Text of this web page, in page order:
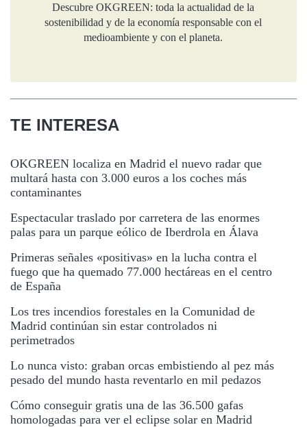
Descubre OKGREEN: toda la actualidad de la
sostenibilidad y de la economía responsable con el
medioambiente y con el planeta.
TE INTERESA
OKGREEN localiza en Madrid el nuevo radar que
multará hasta con 3.000 euros a los coches más
contaminantes
Espectacular traslado por carretera de las enormes
palas para un parque eólico de Iberdrola en Álava
Primeras señales «positivas» en la lucha contra el
fuego que ha quemado 77.000 hectáreas en el centro
de España
Los tres incendios forestales en la Comunidad de
Madrid continúan sin estar controlados ni
perimetrados
Lo nunca visto: graban orcas embistiendo al pez más
pesado del mundo hasta reventarlo en mil pedazos
Cómo conseguir gratis una de las 36.500 gafas
homologadas para ver el eclipse solar en Madrid